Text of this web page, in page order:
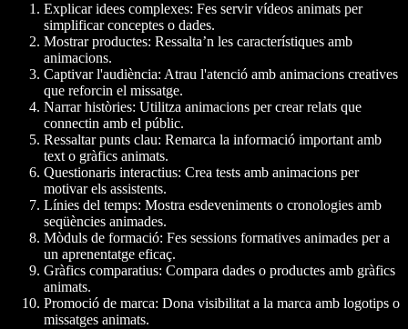
Explicar idees complexes: Fes servir vídeos animats per
simplificar conceptes o dades.
Mostrar productes: Ressalta’n les característiques amb
animacions.
Captivar l'audiència: Atrau l'atenció amb animacions creatives
que reforcin el missatge.
Narrar històries: Utilitza animacions per crear relats que
connectin amb el públic.
Ressaltar punts clau: Remarca la informació important amb
text o gràfics animats.
Questionaris interactius: Crea tests amb animacions per
motivar els assistents.
Línies del temps: Mostra esdeveniments o cronologies amb
seqüències animades.
Mòduls de formació: Fes sessions formatives animades per a
un aprenentatge eficaç.
Gràfics comparatius: Compara dades o productes amb gràfics
animats.
Promoció de marca: Dona visibilitat a la marca amb logotips o
missatges animats.